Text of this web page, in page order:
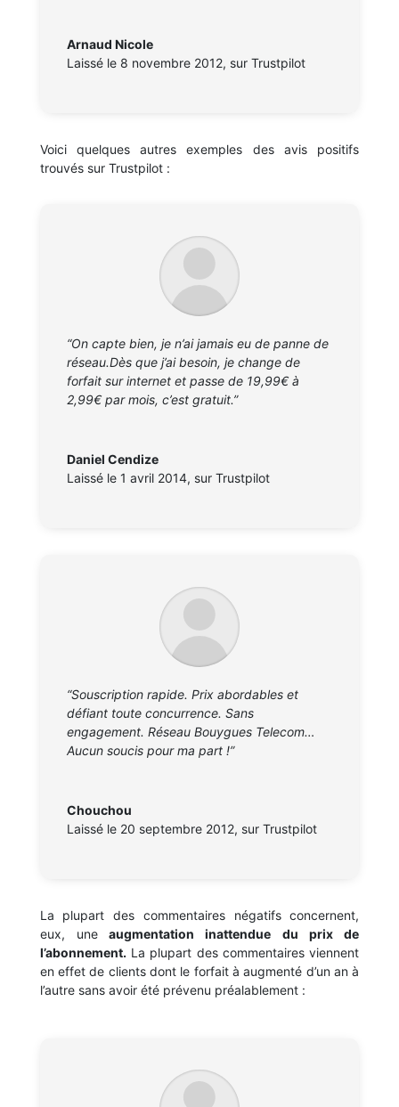
Arnaud Nicole
Laissé le 8 novembre 2012, sur Trustpilot
Voici quelques autres exemples des avis positifs
trouvés sur Trustpilot :
“On capte bien, je n’ai jamais eu de panne de
réseau.Dès que j’ai besoin, je change de
forfait sur internet et passe de 19,99€ à
2,99€ par mois, c’est gratuit.”
Daniel Cendize
Laissé le 1 avril 2014, sur Trustpilot
“Souscription rapide. Prix abordables et
défiant toute concurrence. Sans
engagement. Réseau Bouygues Telecom…
Aucun soucis pour ma part !”
Chouchou
Laissé le 20 septembre 2012, sur Trustpilot
La plupart des commentaires négatifs concernent,
eux, une augmentation inattendue du prix de
l’abonnement. La plupart des commentaires viennent
en effet de clients dont le forfait à augmenté d’un an à
l’autre sans avoir été prévenu préalablement :